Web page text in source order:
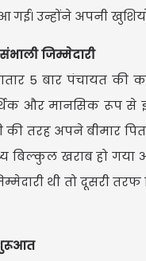
उन्होंने अपनी
जिम्मेदारी
5 बार पंचायत
और मानसिक रूप
की तरह अपने बीमार
बिल्कुल खराब हो
थी तो दूसरी
शुरूआत